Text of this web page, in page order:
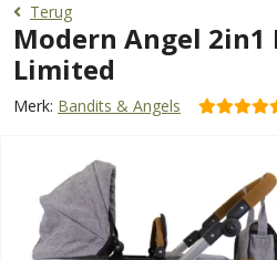
Terug
Modern Angel 2in1
Limited
Merk: Bandits & Angels